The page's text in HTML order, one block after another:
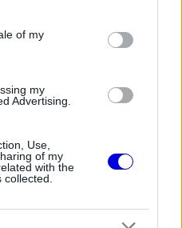
purposes in below Google
of my
my
Advertising.
Use,
of my
with the
kvalifikáción
a tizennegyedik
fizikai állapota végül
elárulta a távozási
okát